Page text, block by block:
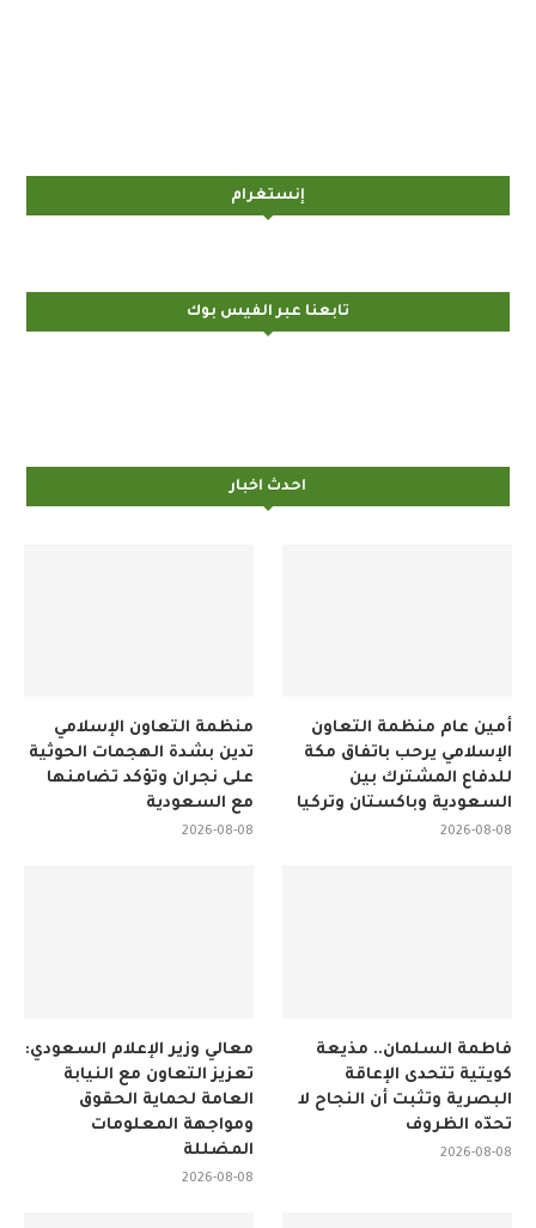
إنستغرام
تابعنا عبر الفيس بوك
احدث اخبار
منظمة التعاون الإسلامي
تدين بشدة الهجمات الحوثية
على نجران وتؤكد تضامنها
مع السعودية
2026-08-08
أمين عام منظمة التعاون
الإسلامي يرحب باتفاق مكة
للدفاع المشترك بين
السعودية وباكستان وتركيا
2026-08-08
معالي وزير الإعلام السعودي:
تعزيز التعاون مع النيابة
العامة لحماية الحقوق
ومواجهة المعلومات
المضللة
2026-08-08
فاطمة السلمان.. مذيعة
كويتية تتحدى الإعاقة
البصرية وتثبت أن النجاح لا
تحدّه الظروف
2026-08-08